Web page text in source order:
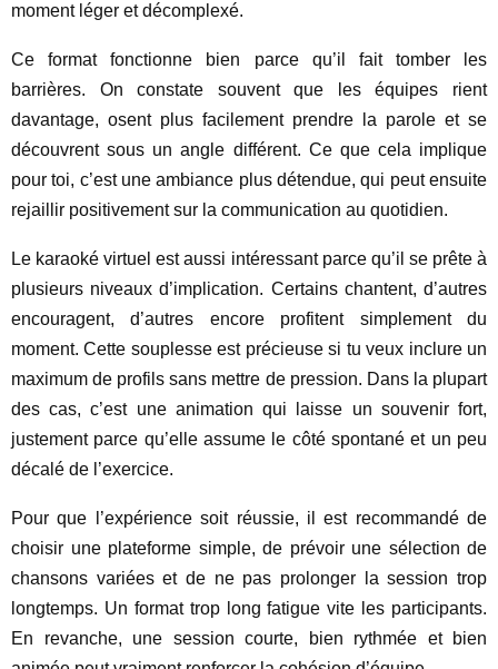
moment léger et décomplexé.
Ce format fonctionne bien parce qu’il fait tomber les
barrières. On constate souvent que les équipes rient
davantage, osent plus facilement prendre la parole et se
découvrent sous un angle différent. Ce que cela implique
pour toi, c’est une ambiance plus détendue, qui peut ensuite
rejaillir positivement sur la communication au quotidien.
Le karaoké virtuel est aussi intéressant parce qu’il se prête à
plusieurs niveaux d’implication. Certains chantent, d’autres
encouragent, d’autres encore profitent simplement du
moment. Cette souplesse est précieuse si tu veux inclure un
maximum de profils sans mettre de pression. Dans la plupart
des cas, c’est une animation qui laisse un souvenir fort,
justement parce qu’elle assume le côté spontané et un peu
décalé de l’exercice.
Pour que l’expérience soit réussie, il est recommandé de
choisir une plateforme simple, de prévoir une sélection de
chansons variées et de ne pas prolonger la session trop
longtemps. Un format trop long fatigue vite les participants.
En revanche, une session courte, bien rythmée et bien